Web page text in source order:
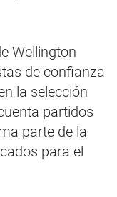
Wellington
de confianza
la selección
partidos
parte de la
para el